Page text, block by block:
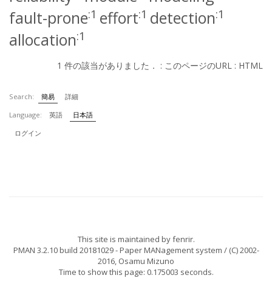
fault-prone:1 effort:1 detection:1
allocation:1
1 件の該当がありました． : このページのURL : HTML
Search: 簡易
詳細
Language:
英語
日本語
ログイン
This site is maintained byfenrir.
PMAN 3.2.10 build 20181029- Paper MANagement system / (C) 2002-
2016, Osamu Mizuno
Time to show this page: 0.175003 seconds.